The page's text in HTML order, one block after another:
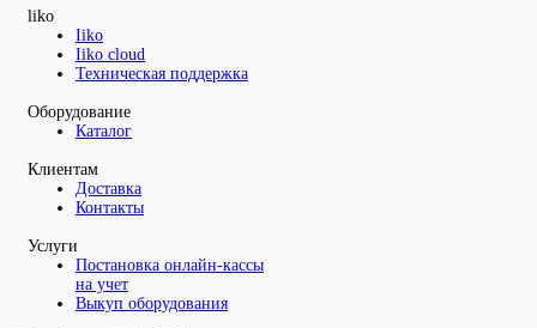
liko
Iiko
Iiko cloud
Техническая поддержка
Оборудование
Каталог
Клиентам
Доставка
Контакты
Услуги
Постановка онлайн-кассы
на учет
Выкуп оборудования